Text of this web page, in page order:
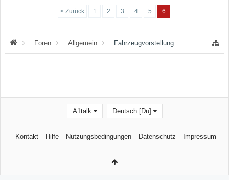
< Zurück 1 2 3 4 5 6
Foren Allgemein Fahrzeugvorstellung
A1talk Deutsch [Du]
Kontakt Hilfe Nutzungsbedingungen Datenschutz Impressum